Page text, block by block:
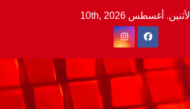
الأثنين. أغسطس 10th, 2026